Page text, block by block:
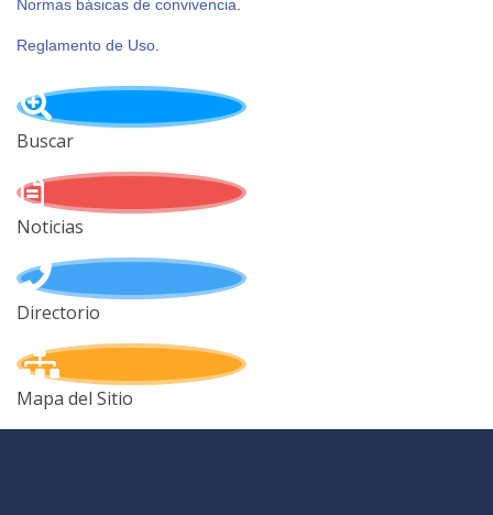
Normas básicas de convivencia
Reglamento de Uso
Buscar
Noticias
Directorio
Mapa del Sitio